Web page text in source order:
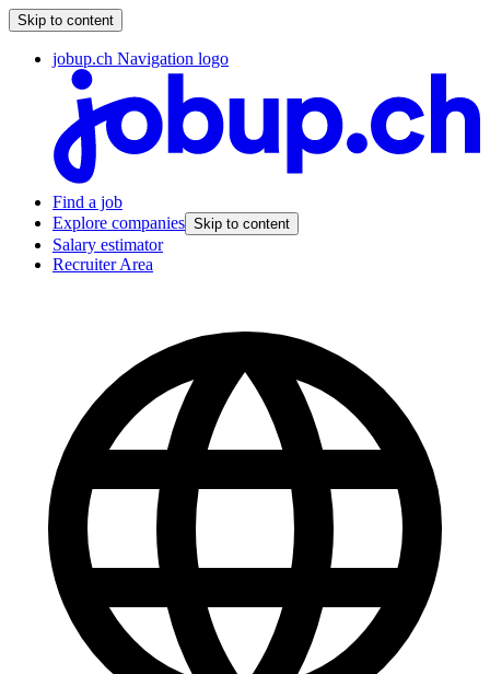
Skip to content
jobup.ch Navigation logo
Find a job
Explore companies Skip to content
Salary estimator
Recruiter Area